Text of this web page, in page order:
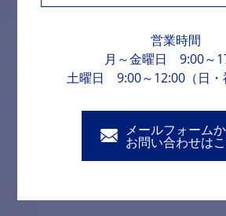
営業時間
月～金曜日 9:00～
土曜日 9:00～12:00（日・
メールフォーム
お問い合わせは